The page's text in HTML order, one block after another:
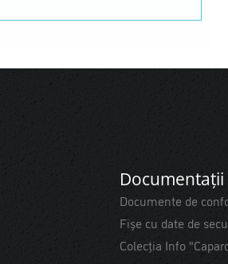
Documentații
Documente de
Fișe cu date de
Colecția Info